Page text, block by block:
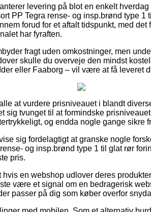
levering på blot en enkelt
PP Tegra rense- og insp.brønd type 1
forud for et aftalt tidspunkt, med det
har fyraften.
fragt uden omkostninger, men
skulle du overveje den mindst
eller Faaborg – vil være at få leveret
at vurdere prisniveauet i blandt
sig tvunget til at formindske
og endda nogle gange sikre
sig fordelagtigt at granske nogle
og insp.brønd type 1 til glat rør
pris.
en webshop udlover deres
være et signal om en bedragerisk
passer på dig som køber overfor